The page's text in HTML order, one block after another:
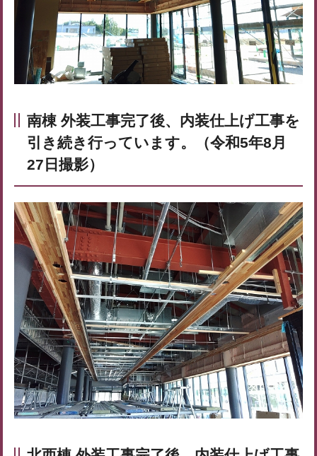
南棟 外装工事完了後、内装仕上げ工事を
引き続き行っています。（令和5年8月
27日撮影）